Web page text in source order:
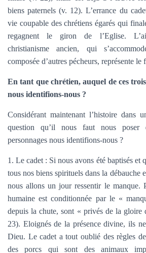
biens paternels (v. 12). L’errance du
vie coupable des chrétiens égarés qui
regagnent le giron de l’Eglise.
christianisme ancien, qui
composée d’autres pécheurs, représente
En tant que chrétien, auquel de ces
nous identifions-nous ?
Considérant maintenant l’histoire dans
question qu’il nous faut nous
personnages nous identifions-nous ?
1. Le cadet : Si nous avons été baptisés et
tous nos biens spirituels dans la débauche
nous allons un jour ressentir le manque.
humaine est conditionnée par le «
depuis la chute, sont « privés de la gloire
23). Eloignés de la présence divine, ils
Dieu. Le cadet a tout oublié des règles
des porcs qui sont des animaux